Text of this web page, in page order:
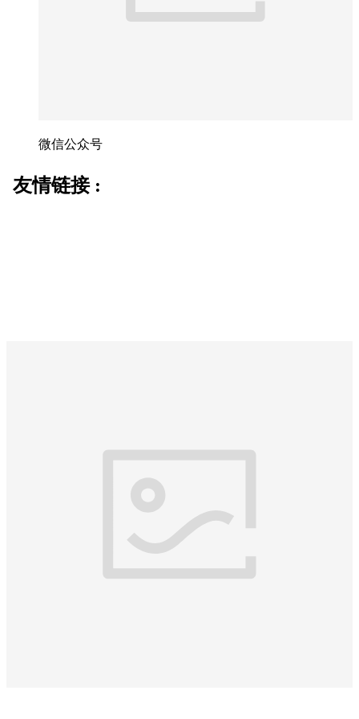
微信公众号
友情链接 :